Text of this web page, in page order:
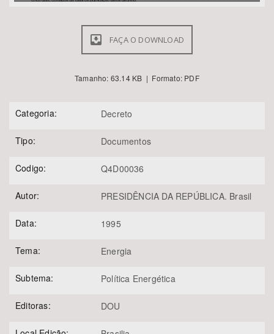
FAÇA O DOWNLOAD
Tamanho: 63.14 KB | Formato: PDF
Categoria: Decreto
Tipo: Documentos
Codigo: Q4D00036
Autor: PRESIDÊNCIA DA REPÚBLICA. Brasil
Data: 1995
Tema: Energia
Subtema: Política Energética
Editoras: DOU